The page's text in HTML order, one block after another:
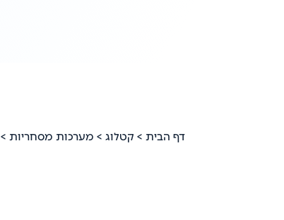
דף הבית > קטלוג > מערכות מסחריות >